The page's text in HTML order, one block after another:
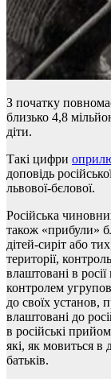
З початку
близько 4,8
діти.
Такі цифри
доповідь
львової-бєлової.
Російська
також «прибули»
дітей-сиріт або
території,
влаштовані в
контролем
до своїх установ,
влаштовані до
в російські
які, як мовиться в
батьків.